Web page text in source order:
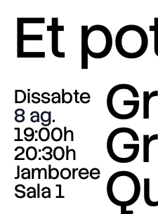
Et
Dissabte
8 ag.
19:00h
20:30h
Jamboree
Sala 1